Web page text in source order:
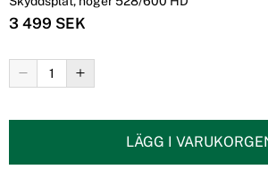
3 499 SEK
LÄGG I